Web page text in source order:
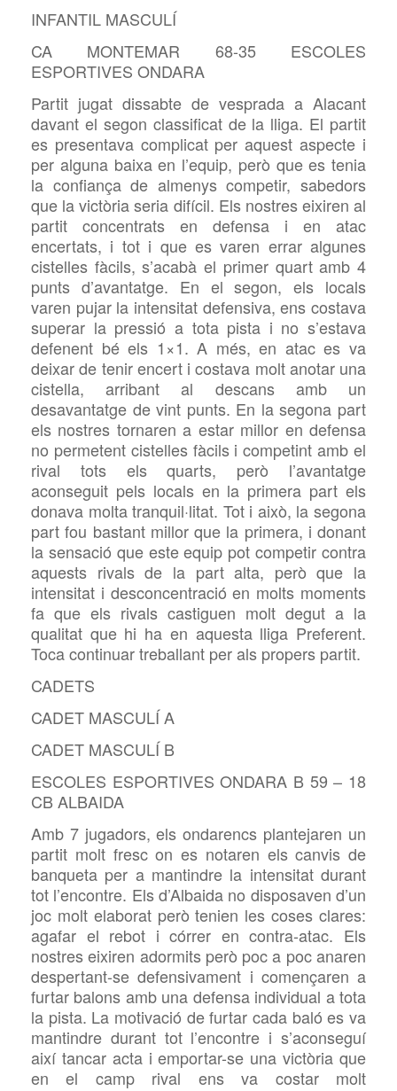
INFANTIL MASCULÍ
CA MONTEMAR 68-35 ESCOLES
ESPORTIVES ONDARA
Partit jugat dissabte de vesprada a Alacant
davant el segon classificat de la lliga. El partit
es presentava complicat per aquest aspecte i
per alguna baixa en l’equip, però que es tenia
la confiança de almenys competir, sabedors
que la victòria seria difícil. Els nostres eixiren al
partit concentrats en defensa i en atac
encertats, i tot i que es varen errar algunes
cistelles fàcils, s’acabà el primer quart amb 4
punts d’avantatge. En el segon, els locals
varen pujar la intensitat defensiva, ens costava
superar la pressió a tota pista i no s’estava
defenent bé els 1×1. A més, en atac es va
deixar de tenir encert i costava molt anotar una
cistella, arribant al descans amb un
desavantatge de vint punts. En la segona part
els nostres tornaren a estar millor en defensa
no permetent cistelles fàcils i competint amb el
rival tots els quarts, però l’avantatge
aconseguit pels locals en la primera part els
donava molta tranquil·litat. Tot i això, la segona
part fou bastant millor que la primera, i donant
la sensació que este equip pot competir contra
aquests rivals de la part alta, però que la
intensitat i desconcentració en molts moments
fa que els rivals castiguen molt degut a la
qualitat que hi ha en aquesta lliga Preferent.
Toca continuar treballant per als propers partit.
CADETS
CADET MASCULÍ A
CADET MASCULÍ B
ESCOLES ESPORTIVES ONDARA B 59 – 18
CB ALBAIDA
Amb 7 jugadors, els ondarencs plantejaren un
partit molt fresc on es notaren els canvis de
banqueta per a mantindre la intensitat durant
tot l’encontre. Els d’Albaida no disposaven d’un
joc molt elaborat però tenien les coses clares:
agafar el rebot i córrer en contra-atac. Els
nostres eixiren adormits però poc a poc anaren
despertant-se defensivament i començaren a
furtar balons amb una defensa individual a tota
la pista. La motivació de furtar cada baló es va
mantindre durant tot l’encontre i s’aconseguí
així tancar acta i emportar-se una victòria que
en el camp rival ens va costar molt